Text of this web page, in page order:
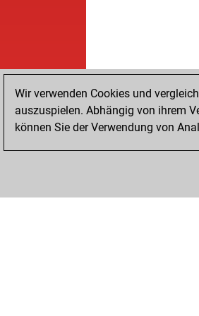
Wir verwenden Cookies und
auszuspielen. Abhängig von ihrem
können Sie der Verwendung von